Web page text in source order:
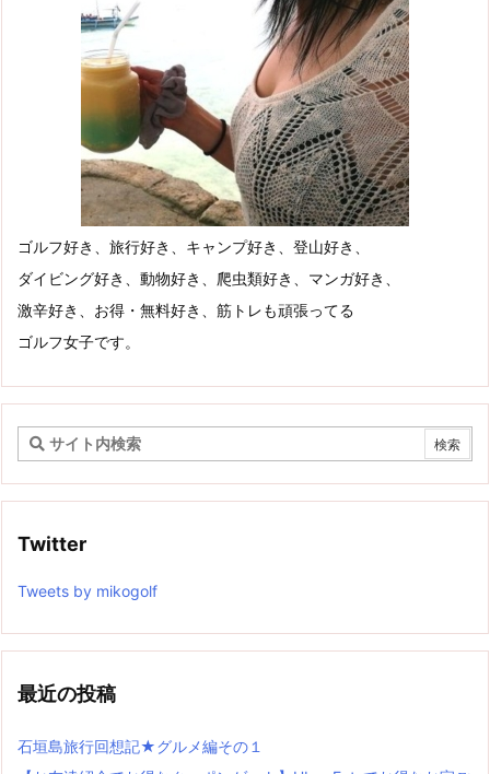
ゴルフ好き、旅行好き、キャンプ好き、登山好き、
ダイビング好き、動物好き、爬虫類好き、マンガ好き、
激辛好き、お得・無料好き、筋トレも頑張ってる
ゴルフ女子です。
Twitter
Tweets by mikogolf
最近の投稿
石垣島旅行回想記★グルメ編その１